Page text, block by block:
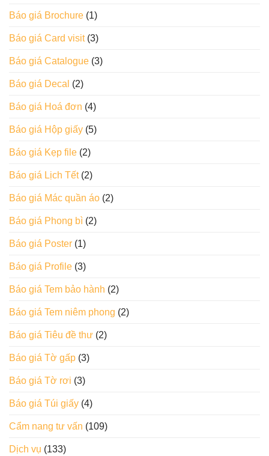
Báo giá Brochure (1)
Báo giá Card visit(3)
Báo giá Catalogue (3)
Báo giá Decal (2)
Báo giá Hoá đơn (4)
Báo giá Hộp giấy (5)
Báo giá Kẹp file (2)
Báo giá Lịch Tết(2)
Báo giá Mác quần áo (2)
Báo giá Phong bì (2)
Báo giá Poster (1)
Báo giá Profile (3)
Báo giá Tem bảo hành (2)
Báo giá Tem niêm phong (2)
Báo giá Tiêu đề thư (2)
Báo giá Tờ gấp (3)
Báo giá Tờ rơi (3)
Báo giá Túi giấy (4)
Cẩm nang tư vấn (109)
Dịch vụ (133)